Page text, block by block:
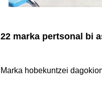
22 marka pertsonal bi
Marka hobekuntzei